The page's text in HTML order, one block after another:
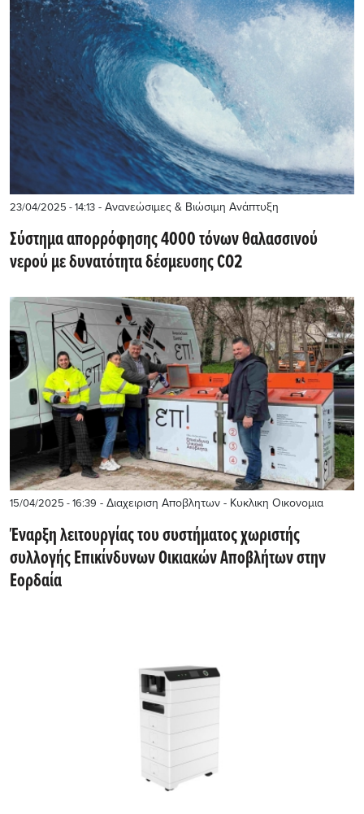
23/04/2025 - 14:13 - Ανανεώσιμες & Βιώσιμη Ανάπτυξη
Σύστημα απορρόφησης 4000 τόνων θαλασσινού
νερού με δυνατότητα δέσμευσης CO2
15/04/2025 - 16:39 - Διαχειριση Αποβλητων - Κυκλικη Οικονομια
Έναρξη λειτουργίας του συστήματος χωριστής
συλλογής Επικίνδυνων Οικιακών Αποβλήτων στην
Εορδαία